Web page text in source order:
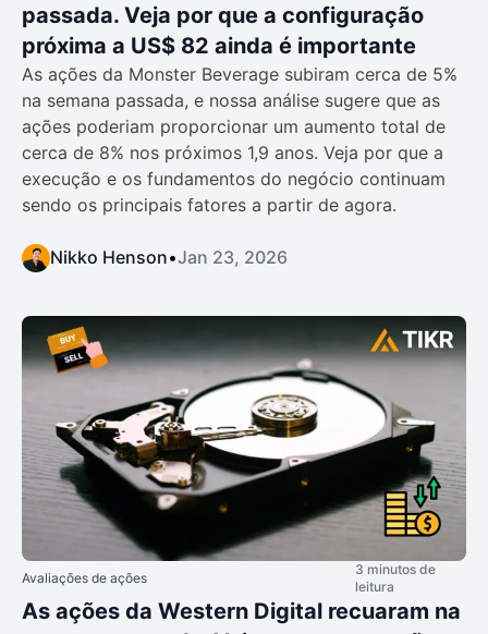
passada. Veja por que a configuração
próxima a US$ 82 ainda é importante
As ações da Monster Beverage subiram cerca de 5%
na semana passada, e nossa análise sugere que as
ações poderiam proporcionar um aumento total de
cerca de 8% nos próximos 1,9 anos. Veja por que a
execução e os fundamentos do negócio continuam
sendo os principais fatores a partir de agora.
Nikko Henson•Jan 23, 2026
Avaliações de ações
3 minutos de
leitura
As ações da Western Digital recuaram na